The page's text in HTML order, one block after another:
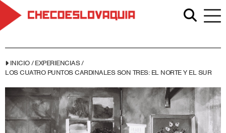
INICIO / EXPERIENCIAS/
LOS CUATRO PUNTOS CARDINALES SON TRES: EL NORTE Y EL SUR